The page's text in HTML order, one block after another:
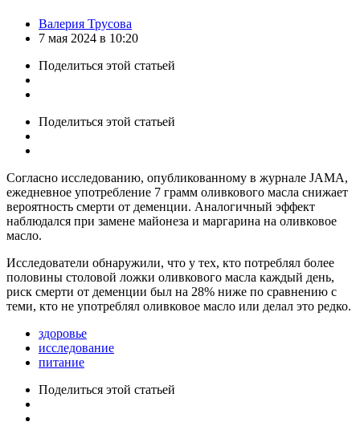
Posted
by
Валерия Трусова
7 мая 2024 в 10:20
Поделиться этой статьей
Поделиться этой статьей
Согласно исследованию, опубликованному в журнале JAMA,
ежедневное употребление 7 грамм оливкового масла снижает
вероятность смерти от деменции. Аналогичный эффект
наблюдался при замене майонеза и маргарина на оливковое
масло.
Исследователи обнаружили, что у тех, кто потреблял более
половины столовой ложки оливкового масла каждый день,
риск смерти от деменции был на 28% ниже по сравнению с
теми, кто не употреблял оливковое масло или делал это редко.
здоровье
исследование
питание
Поделиться этой статьей